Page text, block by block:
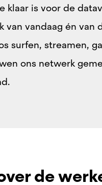
klaar is voor de
van vandaag én van
surfen, streamen,
ons netwerk
de